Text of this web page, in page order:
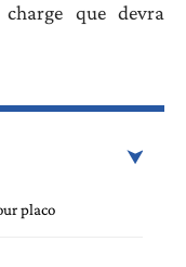
que devra
placo